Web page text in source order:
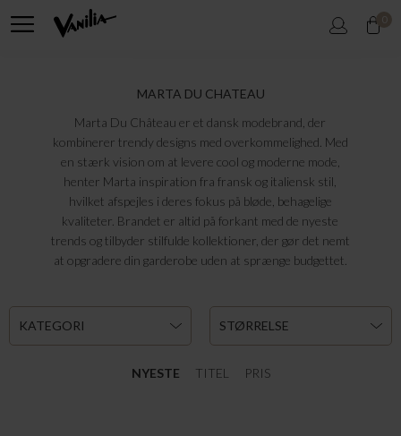
0
MARTA DU CHATEAU
Marta Du Château er et dansk modebrand, der
kombinerer trendy designs med overkommelighed. Med
en stærk vision om at levere cool og moderne mode,
henter Marta inspiration fra fransk og italiensk stil,
hvilket afspejles i deres fokus på bløde, behagelige
kvaliteter. Brandet er altid på forkant med de nyeste
trends og tilbyder stilfulde kollektioner, der gør det nemt
at opgradere din garderobe uden at sprænge budgettet.
KATEGORI STØRRELSE
NYESTE TITEL PRIS